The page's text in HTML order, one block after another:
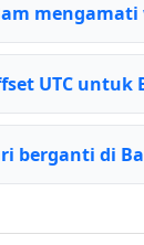
UTC untuk
berganti di